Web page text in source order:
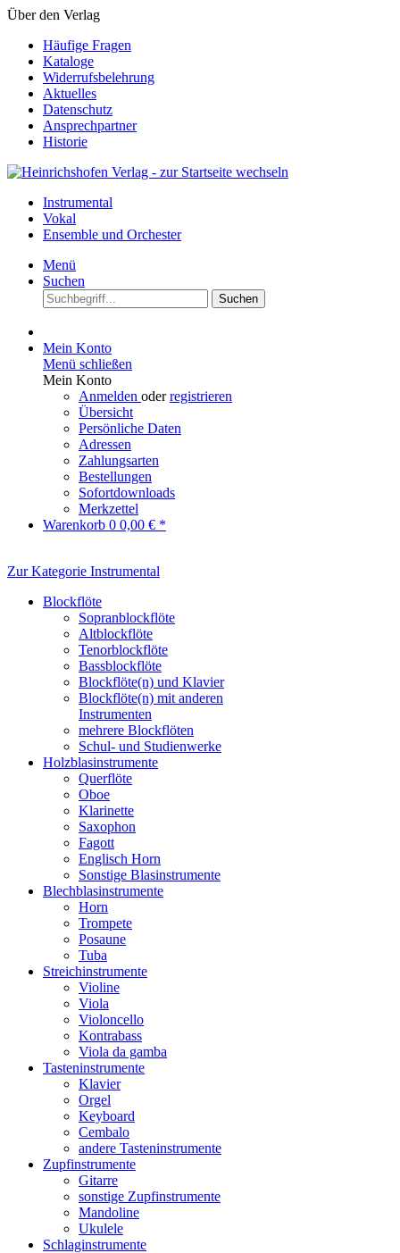
Über den Verlag
Häufige Fragen
Kataloge
Widerrufsbelehrung
Aktuelles
Datenschutz
Ansprechpartner
Historie
Instrumental
Vokal
Ensemble und Orchester
Menü
Suchen
Suchen
Mein Konto
Menü schließen
Mein Konto
Anmelden oderregistrieren
Übersicht
Persönliche Daten
Adressen
Zahlungsarten
Bestellungen
Sofortdownloads
Merkzettel
Warenkorb 0 0,00 € *
Zur Kategorie Instrumental
Blockflöte
Sopranblockflöte
Altblockflöte
Tenorblockflöte
Bassblockflöte
Blockflöte(n) und Klavier
Blockflöte(n) mit anderen
Instrumenten
mehrere Blockflöten
Schul- und Studienwerke
Holzblasinstrumente
Querflöte
Oboe
Klarinette
Saxophon
Fagott
Englisch Horn
Sonstige Blasinstrumente
Blechblasinstrumente
Horn
Trompete
Posaune
Tuba
Streichinstrumente
Violine
Viola
Violoncello
Kontrabass
Viola da gamba
Tasteninstrumente
Klavier
Orgel
Keyboard
Cembalo
andere Tasteninstrumente
Zupfinstrumente
Gitarre
sonstige Zupfinstrumente
Mandoline
Ukulele
Schlaginstrumente